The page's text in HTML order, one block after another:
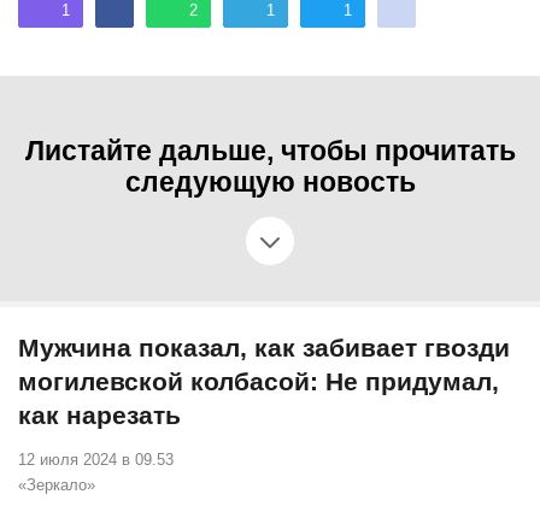
1 2 1 1
Листайте дальше, чтобы прочитать
следующую новость